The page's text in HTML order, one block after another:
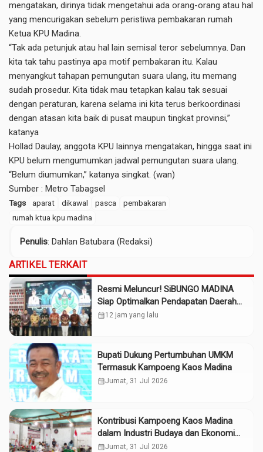
mengatakan, dirinya tidak mengetahui ada orang-orang atau hal
yang mencurigakan sebelum peristiwa pembakaran rumah
Ketua KPU Madina.
“Tak ada petunjuk atau hal lain semisal teror sebelumnya. Dan
kita tak tahu pastinya apa motif pembakaran itu. Kalau
menyangkut tahapan pemungutan suara ulang, itu memang
sudah prosedur. Kita tidak mau tetapkan kalau tak sesuai
dengan peraturan, karena selama ini kita terus berkoordinasi
dengan atasan kita baik di pusat maupun tingkat provinsi,”
katanya
Hollad Daulay, anggota KPU lainnya mengatakan, hingga saat ini
KPU belum mengumumkan jadwal pemungutan suara ulang.
“Belum diumumkan,” katanya singkat. (wan)
Sumber : Metro Tabagsel
Tags aparat dikawal pasca
pembakaran
rumah ktua kpu madina
Penulis: Dahlan Batubara (Redaksi)
ARTIKEL TERKAIT
Resmi Meluncur! SiBUNGO MADINA
Siap Optimalkan Pendapatan Daerah
Madina
calendar_month12 jam yang lalu
Bupati Dukung Pertumbuhan UMKM
Termasuk Kampoeng Kaos Madina
calendar_monthJumat, 31 Jul 2026
Kontribusi Kampoeng Kaos Madina
dalam Industri Budaya dan Ekonomi
Daerah
calendar_monthJumat, 31 Jul 2026